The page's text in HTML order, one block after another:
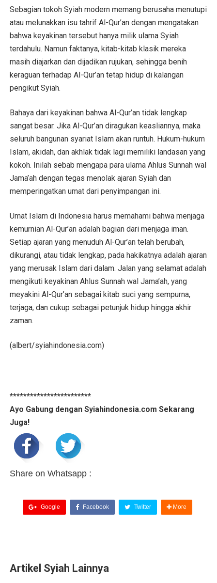
Sebagian tokoh Syiah modern memang berusaha menutupi
atau melunakkan isu tahrif Al-Qur’an dengan mengatakan
bahwa keyakinan tersebut hanya milik ulama Syiah
terdahulu. Namun faktanya, kitab-kitab klasik mereka
masih diajarkan dan dijadikan rujukan, sehingga benih
keraguan terhadap Al-Qur’an tetap hidup di kalangan
pengikut Syiah.
Bahaya dari keyakinan bahwa Al-Qur’an tidak lengkap
sangat besar. Jika Al-Qur’an diragukan keasliannya, maka
seluruh bangunan syariat Islam akan runtuh. Hukum-hukum
Islam, akidah, dan akhlak tidak lagi memiliki landasan yang
kokoh. Inilah sebab mengapa para ulama Ahlus Sunnah wal
Jama’ah dengan tegas menolak ajaran Syiah dan
memperingatkan umat dari penyimpangan ini.
Umat Islam di Indonesia harus memahami bahwa menjaga
kemurnian Al-Qur’an adalah bagian dari menjaga iman.
Setiap ajaran yang menuduh Al-Qur’an telah berubah,
dikurangi, atau tidak lengkap, pada hakikatnya adalah ajaran
yang merusak Islam dari dalam. Jalan yang selamat adalah
mengikuti keyakinan Ahlus Sunnah wal Jama’ah, yang
meyakini Al-Qur’an sebagai kitab suci yang sempurna,
terjaga, dan cukup sebagai petunjuk hidup hingga akhir
zaman.
(albert/syiahindonesia.com)
************************
Ayo Gabung dengan Syiahindonesia.com Sekarang
Juga!
Share on Whatsapp :
Google Facebook Twitter More
Artikel Syiah Lainnya